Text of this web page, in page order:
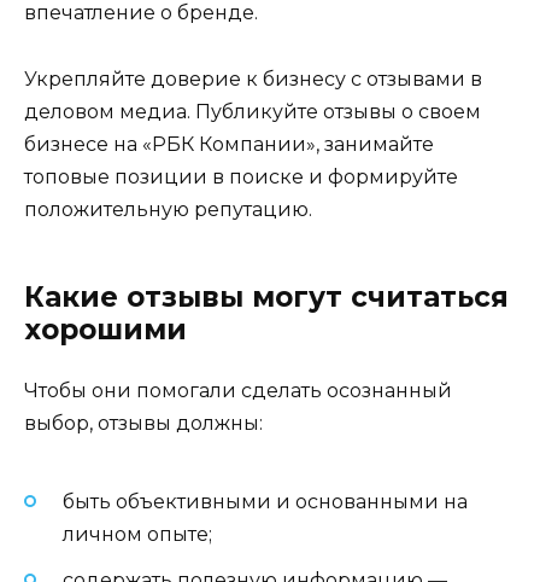
впечатление о бренде.
Укрепляйте доверие к бизнесу с отзывами в
деловом медиа. Публикуйте отзывы о своем
бизнесе на «РБК Компании», занимайте
топовые позиции в поиске и формируйте
положительную репутацию.
Какие отзывы могут считаться
хорошими
Чтобы они помогали сделать осознанный
выбор, отзывы должны:
быть объективными и основанными на
личном опыте;